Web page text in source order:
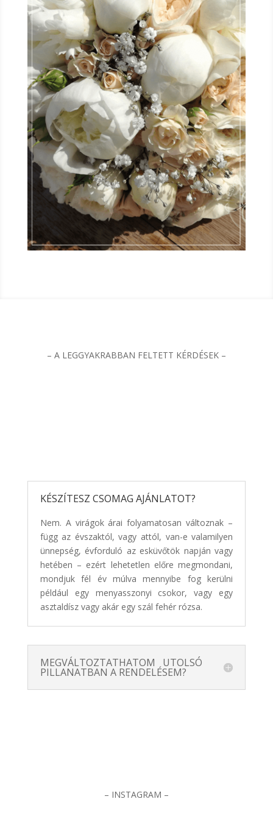
– A LEGGYAKRABBAN FELTETT KÉRDÉSEK –
KÉSZÍTESZ CSOMAG AJÁNLATOT?
Nem. A virágok árai folyamatosan változnak –
függ az évszaktól, vagy attól, van-e valamilyen
ünnepség, évforduló az esküvőtök napján vagy
hetében – ezért lehetetlen előre megmondani,
mondjuk fél év múlva mennyibe fog kerülni
például egy menyasszonyi csokor, vagy egy
asztaldísz vagy akár egy szál fehér rózsa.
MEGVÁLTOZTATHATOM UTOLSÓ
PILLANATBAN A RENDELÉSEM?
– INSTAGRAM –